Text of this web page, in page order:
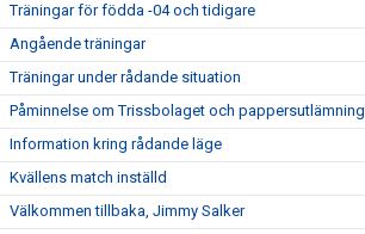
Träningar för födda -04 och tidigare
Angående träningar
Träningar under rådande situation
Påminnelse om Trissbolaget och pappersutlämning
Information kring rådande läge
Kvällens match inställd
Välkommen tillbaka, Jimmy Salker